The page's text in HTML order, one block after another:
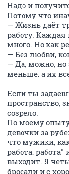
Надо и
Потому что
— Жизнь даёт
работу. Каждая
много. Но как
— Без любви,
— Да, можно, но
меньше, а их
Если ты
пространство,
созрело.
По моему
девочки за
что мужики, как
работа,
выходит. Я
бросали и с